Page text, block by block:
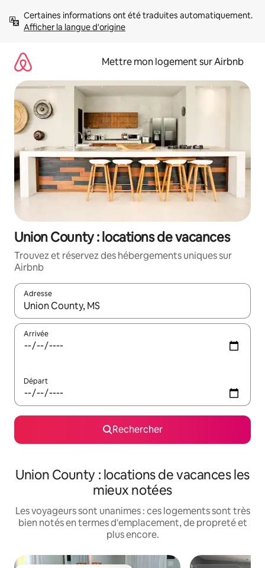
directement
Afficher la langue d'origine
Mettre mon logement sur Airbnb
Union County : locations de vacances
Trouvez et réservez des hébergements uniques sur
Airbnb
Adresse
Lorsque les résultats s'affichent, utilisez les flèches vers le
Arrivée
Départ
Rechercher
Union County : locations de vacances les
mieux notées
Les voyageurs sont unanimes : ces logements sont très
bien notés en termes d'emplacement, de propreté et
plus encore.